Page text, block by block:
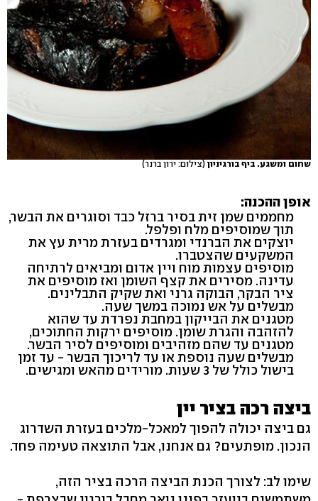
שחום ומשגע. ביף בורגיניון (צילום: ירון ברנר)
אופן ההכנה:
מחממים שמן זית בסיר ברזל כבד וסוגרים את הבשר,
תוך שמוסיפים מלח ופלפל.
יוצקים את הברנדי ומגרדים בעזרת מרית עץ את
המשקעים שהצטברו.
מוסיפים עצמות מוח ויין אדום ומביאים לרתיחה
עדינה. מסירים את קצף השומן ואז מוסיפים את
ציר הבקר, הבוקה גרני ואת שקיק התבלינים.
מבשלים על אש נמוכה במשך שעה.
מטגנים את הבייקון במחבת נפרדת עד שהוא
להזהבה והגרת שומן. מוסיפים ירקות החתוכים,
מטגנים עד שהם מזהיבים ומוסיפים לסיר הבשר.
מבשלים שעה נוספת או עד לריכוך הבשר - עד זמן
בישול כולל של 3 שעות. מורידים מהאש ומגישים.
ביצה רכה בציר יין
גם ביצה יכולה להפוך למאכל-מלכים בעזרת השדרוג
הנכון. מופתעים? גם אנחנו, אבל התוצאה טעימה פחד.
שימו לב: לצורך הכנת הביצה הרכה בציר הזה,